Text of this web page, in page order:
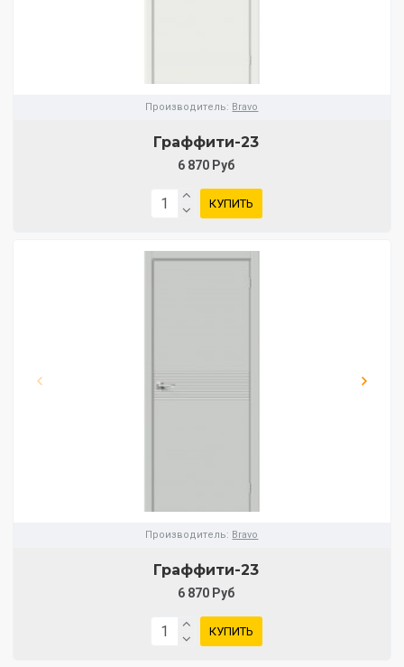
Производитель: Bravo
Граффити-23
6 870 Руб
КУПИТЬ
Производитель: Bravo
Граффити-23
6 870 Руб
КУПИТЬ